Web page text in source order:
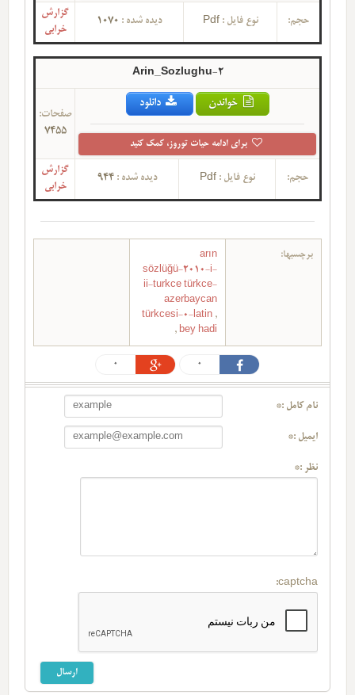
حجم: نوع فایل :Pdf دیده شده : 1070
گزارش
خرابی
2-Arin_Sozlughu
خواندن دانلود
برای ادامه حیات توروز، کمک کنید
صفحات:
7455
حجم: نوع فایل :Pdf دیده شده :944
گزارش
خرابی
برچسبها:
arın
sözlüğü-2010-i-
ii-turkce türkce-
azerbaycan
türkcesi-0-latin ,
bey hadi
,
0
0
نام کامل :*
ایمیل :*
نظر :*
captcha: